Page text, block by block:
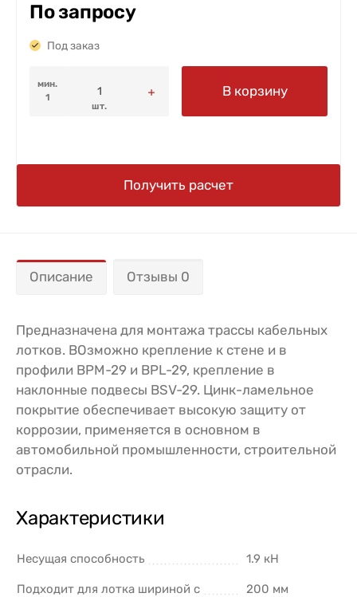
По запросу
Под заказ
мин.
1
шт.
В корзину
Получить расчет
Описание Отзывы 0
Предназначена для монтажа трассы кабельных
лотков. ВОзможно крепление к стене и в
профили BPM-29 и BPL-29, крепление в
наклонные подвесы BSV-29. Цинк-ламельное
покрытие обеспечивает высокую защиту от
коррозии, применяется в основном в
автомобильной промышленности, строительной
отрасли.
Характеристики
Несущая способность 1.9 кН
Подходит для лотка шириной с 200 мм